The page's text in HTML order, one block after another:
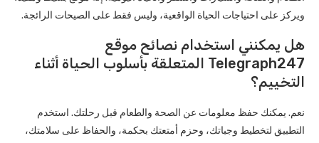
ويركز على احتياجات الحياة الواقعية، وليس فقط على الصيحات الرائجة.
هل يمكنني استخدام نصائح موقع
Telegraph247 المتعلقة بأسلوب الحياة أثناء
التخييم؟
نعم. يمكنك حفظ معلومات عن الصحة والطعام قبل رحلتك. استخدم
التطبيق لتخطيط وجباتك، وحزم أمتعتك بحكمة، والحفاظ على سلامتك،